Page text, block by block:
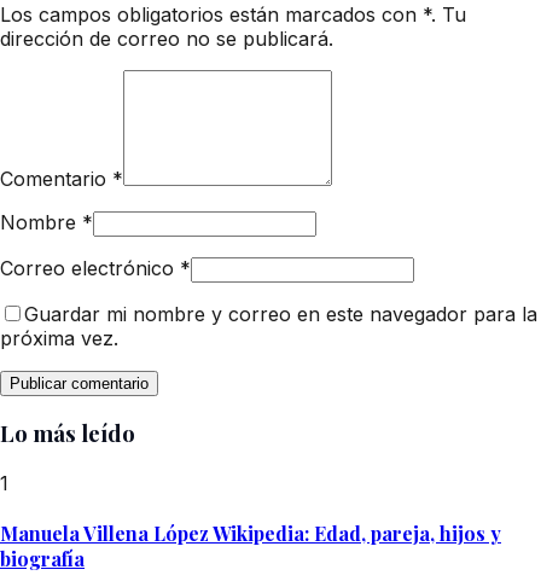
Los campos obligatorios están marcados con *. Tu
dirección de correo no se publicará.
Comentario *
Nombre *
Correo electrónico *
Guardar mi nombre y correo en este navegador para la
próxima vez.
Lo más leído
1
Manuela Villena López Wikipedia: Edad, pareja, hijos y
biografía